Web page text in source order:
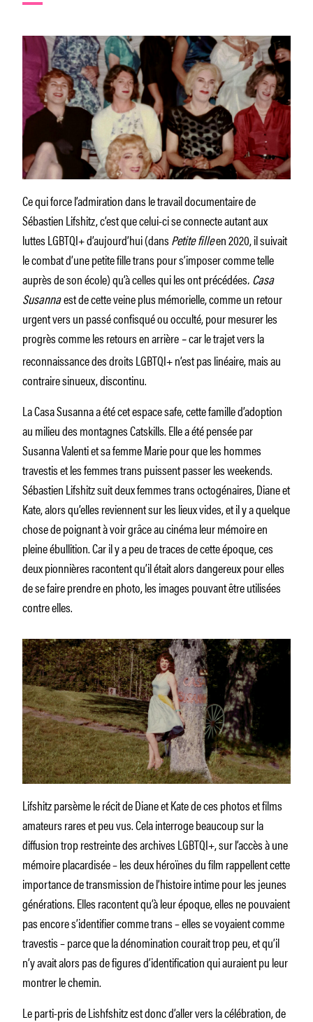
Ce qui force l’admiration dans le travail documentaire de
Sébastien Lifshitz, c’est que celui-ci se connecte autant aux
luttes LGBTQI+ d’aujourd’hui (dansPetite filleen 2020, il suivait
le combat d’une petite fille trans pour s’imposer comme telle
auprès de son école) qu’à celles qui les ont précédées. Casa
Susannaest de cette veine plus mémorielle, comme un retour
urgent vers un passé confisqué ou occulté, pour mesurer les
progrès comme les retours en arrière–car le trajet vers la
reconnaissance des droits LGBTQI+ n’est pas linéaire, mais au
contraire sinueux, discontinu.
La Casa Susanna a été cet espace safe, cette famille d’adoption
au milieu des montagnes Catskills. Elle a été pensée par
Susanna Valenti et sa femme Marie pour que les hommes
travestis et les femmes trans puissent passer les weekends.
Sébastien Lifshitz suit deux femmes trans octogénaires, Diane et
Kate, alors qu’elles reviennent sur les lieux vides, et il y a quelque
chose de poignant à voir grâce au cinéma leur mémoire en
pleine ébullition. Car il y a peu de traces de cette époque, ces
deux pionnières racontent qu’il était alors dangereux pour elles
de se faire prendre en photo, les images pouvant être utilisées
contre elles.
Lifshitz parsème le récit de Diane et Kate de ces photos et films
amateurs rares et peu vus. Cela interroge beaucoup sur la
diffusion trop restreinte des archives LGBTQI+, sur l’accès à une
mémoire placardisée – les deux héroïnes du film rappellent cette
importance de transmission de l’histoire intime pour les jeunes
générations. Elles racontent qu’à leur époque, elles ne pouvaient
pas encore s’identifier comme trans – elles se voyaient comme
travestis – parce que la dénomination courait trop peu, et qu’il
n’y avait alors pas de figures d’identification qui auraient pu leur
montrer le chemin.
Le parti-pris de Lishfshitz est donc d’aller vers la célébration, de